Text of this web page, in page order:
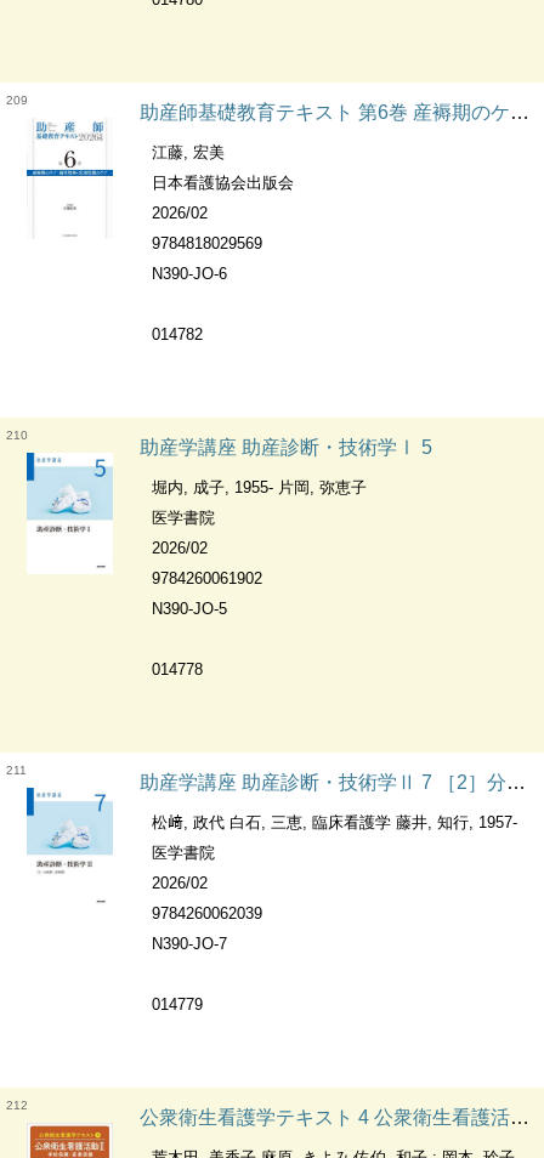
209
助産師基礎教育テキスト 第6巻 産褥期のケア | 新生児期・乳幼児期のケア Basic Education of Midwife.
江藤, 宏美
日本看護協会出版会
2026/02
9784818029569
N390-JO-6
014782
210
助産学講座 助産診断・技術学Ⅰ 5
堀内, 成子, 1955- 片岡, 弥恵子
医学書院
2026/02
9784260061902
N390-JO-5
014778
211
助産学講座 助産診断・技術学Ⅱ 7 ［2］分娩期・産褥期
松﨑, 政代 白石, 三恵, 臨床看護学 藤井, 知行, 1957-
医学書院
2026/02
9784260062039
N390-JO-7
014779
212
公衆衛生看護学テキスト 4 公衆衛生看護活動Ⅱ学校保健・産業保健